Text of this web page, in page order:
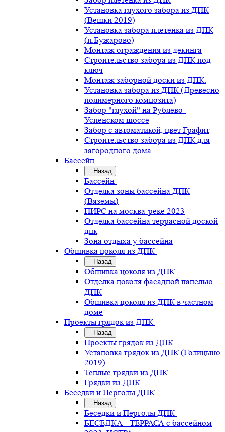
Установка глухого забора из ДПК
(Вешки 2019)
Установка забора плетенка из ДПК
(п.Бужарово)
Монтаж ограждения из декинга
Строительство забора из ДПК под
ключ
Монтаж заборной доски из ДПК.
Установка забора из ДПК (Древесно
полимерного композита)
Забор "глухой" на Рублево-
Успенском шоссе
Забор с автоматикой, цвет Графит
Строительство забора из ДПК для
загородного дома
Бассейн
Назад
Бассейн
Отделка зоны бассейна ДПК
(Вяземы)
ПИРС на москва-реке 2023
Отделка бассейна террасной доской
дпк
Зона отдыха у бассейна
Обшивка цоколя из ДПК
Назад
Обшивка цоколя из ДПК
Отделка цоколя фасадной панелью
ДПК
Обшивка цоколя из ДПК в частном
доме
Проекты грядок из ДПК
Назад
Проекты грядок из ДПК
Установка грядок из ДПК (Голицыно
2019)
Теплые грядки из ДПК
Грядки из ДПК
Беседки и Перголы ДПК
Назад
Беседки и Перголы ДПК
БЕСЕДКА - ТЕРРАСА с бассейном